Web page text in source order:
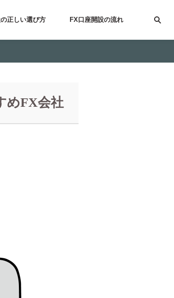
正しい選び方 FX口座開設の流れ
めFX会社